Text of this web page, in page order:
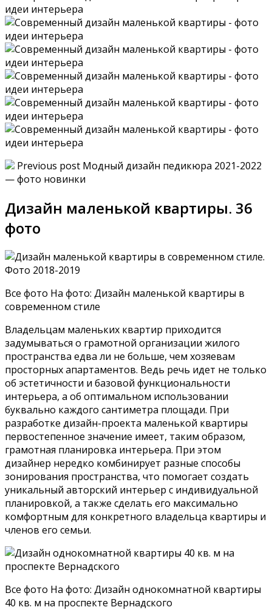
Previous post Модный дизайн педикюра 2021-2022
— фото новинки
Дизайн маленькой квартиры. 36
фото
Все фото На фото: Дизайн маленькой квартиры в
современном стиле
Владельцам маленьких квартир приходится
задумываться о грамотной организации жилого
пространства едва ли не больше, чем хозяевам
просторных апартаментов. Ведь речь идет не только
об эстетичности и базовой функциональности
интерьера, а об оптимальном использовании
буквально каждого сантиметра площади. При
разработке дизайн-проекта маленькой квартиры
первостепенное значение имеет, таким образом,
грамотная планировка интерьера. При этом
дизайнер нередко комбинирует разные способы
зонирования пространства, что помогает создать
уникальный авторский интерьер с индивидуальной
планировкой, а также сделать его максимально
комфортным для конкретного владельца квартиры и
членов его семьи.
Все фото На фото: Дизайн однокомнатной квартиры
40 кв. м на проспекте Вернадского